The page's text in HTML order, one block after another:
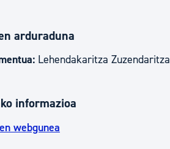
arduraduna
Lehendakaritza Zuzendaritza
informazioa
webgunea